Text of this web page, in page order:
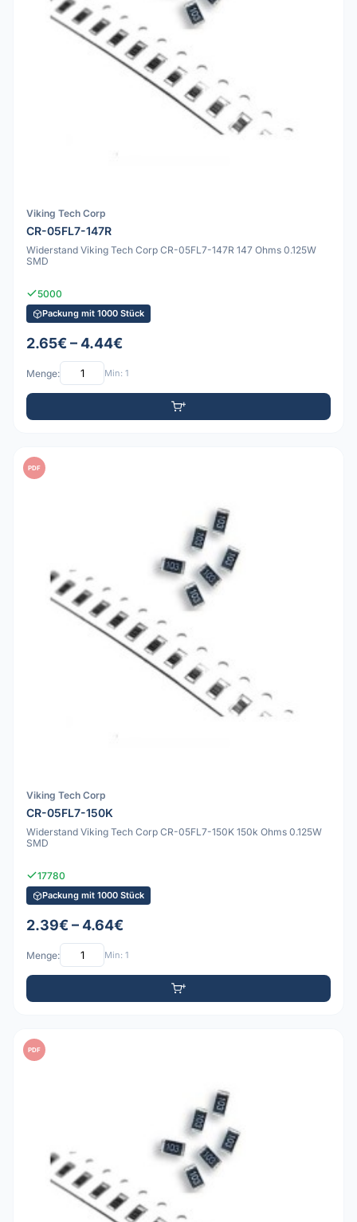
Viking Tech Corp
CR-05FL7-147R
Widerstand Viking Tech Corp CR-05FL7-147R 147 Ohms 0.125W
SMD
5000
Packung mit 1000 Stück
2.65€ – 4.44€
Menge: Min: 1
PDF
Viking Tech Corp
CR-05FL7-150K
Widerstand Viking Tech Corp CR-05FL7-150K 150k Ohms 0.125W
SMD
17780
Packung mit 1000 Stück
2.39€ – 4.64€
Menge: Min: 1
PDF